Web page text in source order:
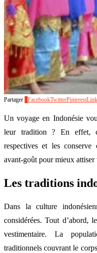
Partager FacebookTwitterPinterest
Un voyage en Indonésie
leur tradition ? En effet,
respectives et les
avant-goût pour mieux
Les traditions
Dans la culture
considérées. Tout d’abord,
vestimentaire. La
traditionnels couvrant le